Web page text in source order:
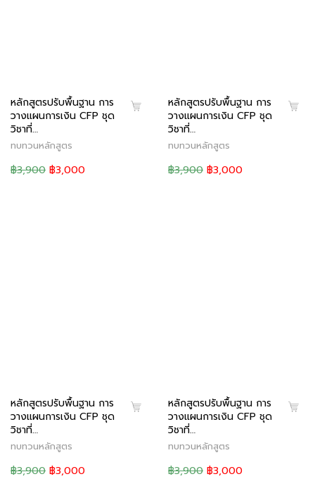
หลักสูตรปรับพื้นฐาน การ
วางแผนการเงิน CFP ชุด
วิชาที่…
ทบทวนหลักสูตร
฿3,900 ฿3,000
หลักสูตรปรับพื้นฐาน การ
วางแผนการเงิน CFP ชุด
วิชาที่…
ทบทวนหลักสูตร
฿3,900 ฿3,000
หลักสูตรปรับพื้นฐาน การ
วางแผนการเงิน CFP ชุด
วิชาที่…
ทบทวนหลักสูตร
฿3,900 ฿3,000
หลักสูตรปรับพื้นฐาน การ
วางแผนการเงิน CFP ชุด
วิชาที่…
ทบทวนหลักสูตร
฿3,900 ฿3,000